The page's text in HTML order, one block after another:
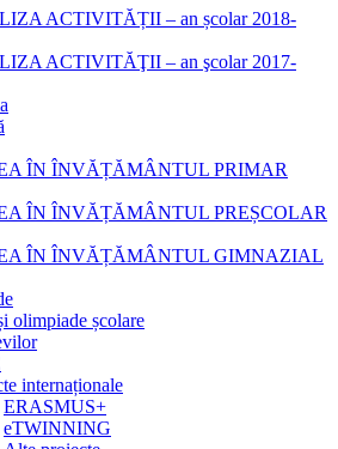
ACTIVITĂȚII – an școlar 2018-
ACTIVITĂŢII – an şcolar 2017-
ÎN ÎNVĂȚĂMÂNTUL PRIMAR
ÎN ÎNVĂȚĂMÂNTUL PREȘCOLAR
ÎN ÎNVĂȚĂMÂNTUL GIMNAZIAL
olimpiade școlare
internaționale
ERASMUS+
eTWINNING